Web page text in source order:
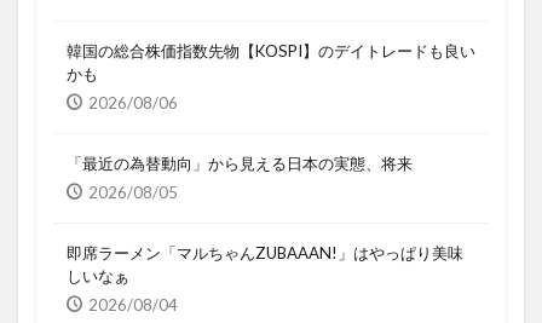
韓国の総合株価指数先物【KOSPI】のデイトレードも良い
かも
2026/08/06
「最近の為替動向」から見える日本の実態、将来
2026/08/05
即席ラーメン「マルちゃんZUBAAAN!」はやっぱり美味
しいなぁ
2026/08/04